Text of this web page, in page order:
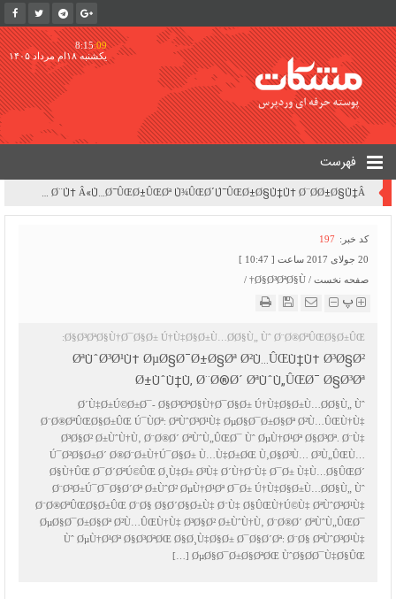
8:15:09
یکشنبه ۱۸ام مرداد ۱۴۰۵
فهرست
Ø¨Ø±Ø±Ø³ÛŒ Ù¾ÛŒØ´Ù†Ù‡Ø§Ø¯Ø§Øª Ù¾Ø±Ø¯Ø§Ø®Øª Ø¨Ø¯Ù‡ÛŒâ€Œ Ø§Ø±Ø²ÛŒ Ù†ÛŒØ±ÙˆÚ¯Ø§Ù‡â€ŒÙ‡Ø§ÛŒ Ø¨Ø®Ø´ Ø®ØµÙˆØµÛŒ | ØªØºÛŒÛŒØ± Ø±ÙˆÛŒÚ©Ø±Ø¯ Ù…Ø¯ÛŒØ±ÛŒØªÛŒ Ø²ÛŒØ±Ø³Ø§Ø®Øªâ€ŒÙ‡Ø§ÛŒ ØªÙˆÙ„ÛŒØ¯ Ø¨Ø±Ù‚ Ú©Ø´ÙˆØ± Ø§Ø² Ø­Ø§Ù„Øª Ø¹Ø§Ø¯ÛŒ Ø¨Ù‡ Â«Ù…Ø¯ÛŒØ±ÛŒØª Ù¾ÛŒØ´Ú¯ÛŒØ±Ø§Ù†Ù‡ Ø¨Ø­Ø±Ø§Ù†Â»
کد خبر: 197
20 جولای 2017 ساعت [ 10:47 ]
صفحه نخست /
Ø§Ø³ØªØ§Ù†
/
پ
Ø§Ø³ØªØ§Ù†Ø¯Ø§Ø± Ú†Ù‡Ø§Ø±Ù…Ø­Ø§Ù„ Ùˆ Ø¨Ø®ØªÛŒØ§Ø±ÛŒ:
ØªÙˆØ³Ø¹Ù‡ ØµØ§Ø¯Ø±Ø§Øª Ø²Ù…ÛŒÙ†Ù‡ Ø³Ø§Ø²
Ø±ÙˆÙ†Ù‚ Ø¨Ø®Ø´ ØªÙˆÙ„ÛŒØ¯ Ø§Ø³Øª
Ø´Ù‡Ø±Ú©Ø±Ø¯- Ø§Ø³ØªØ§Ù†Ø¯Ø§Ø± Ú†Ù‡Ø§Ø±Ù…Ø­Ø§Ù„ Ùˆ
Ø¨Ø®ØªÛŒØ§Ø±ÛŒ Ú¯ÙØª: ØªÙˆØ³Ø¹Ù‡ ØµØ§Ø¯Ø±Ø§Øª Ø²Ù…ÛŒÙ†Ù‡
Ø³Ø§Ø² Ø±ÙˆÙ†Ù‚ Ø¨Ø®Ø´ ØªÙˆÙ„ÛŒØ¯ Ùˆ ØµÙ†Ø¹Øª Ø§Ø³Øª. Ø¨Ù‡
Ú¯Ø²Ø§Ø±Ø´ Ø®Ø¨Ø±Ù†Ú¯Ø§Ø± Ù…Ù‡Ø±ØŒ Ù‚Ø§Ø³Ù… Ø³Ù„ÛŒÙ…
Ø§Ù†ÛŒ Ø¯Ø´ØªÚ©ÛŒ Ø¸Ù‡Ø± Ø³Ù‡ Ø´Ù†Ø¨Ù‡ Ø¯Ø± Ù‡Ù…Ø§ÛŒØ´
Ø¨Ø²Ø±Ú¯Ø¯Ø§Ø´Øª Ø±ÙˆØ² ØµÙ†Ø¹Øª Ø¯Ø± Ú†Ù‡Ø§Ø±Ù…Ø­Ø§Ù„ Ùˆ
Ø¨Ø®ØªÛŒØ§Ø±ÛŒ Ø¨Ø§ Ø§Ø´Ø§Ø±Ù‡ Ø¨Ù‡ Ø§ÛŒÙ†Ú©Ù‡ ØªÙˆØ³Ø¹Ù‡
ØµØ§Ø¯Ø±Ø§Øª Ø²Ù…ÛŒÙ†Ù‡ Ø³Ø§Ø² Ø±ÙˆÙ†Ù‚ Ø¨Ø®Ø´ ØªÙˆÙ„ÛŒØ¯
Ùˆ ØµÙ†Ø¹Øª Ø§Ø³ØªØŒ Ø§Ø¸Ù‡Ø§Ø± Ø¯Ø§Ø´Øª: Ø¨Ø§ ØªÙˆØ³Ø¹Ù‡
ØµØ§Ø¯Ø±Ø§ØªØŒ ÙˆØ§Ø­Ø¯Ù‡Ø§ÛŒ […]